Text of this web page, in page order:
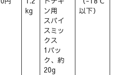
kg
ン用
スパイ
スミッ
クス
1パッ
ク、約
20g
以下）